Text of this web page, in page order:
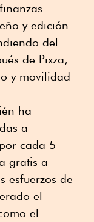
y edición
del
de Pixza,
y movilidad
ha
a
cada 5
gratis a
esfuerzos de
el
el